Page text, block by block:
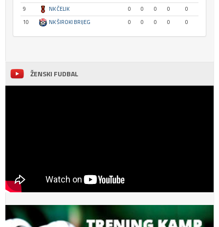
9
NK ČELIK 0 0 0 0
0
10
NK ŠIROKI BRIJEG 0 0 0 0 0
ŽENSKI FUDBAL